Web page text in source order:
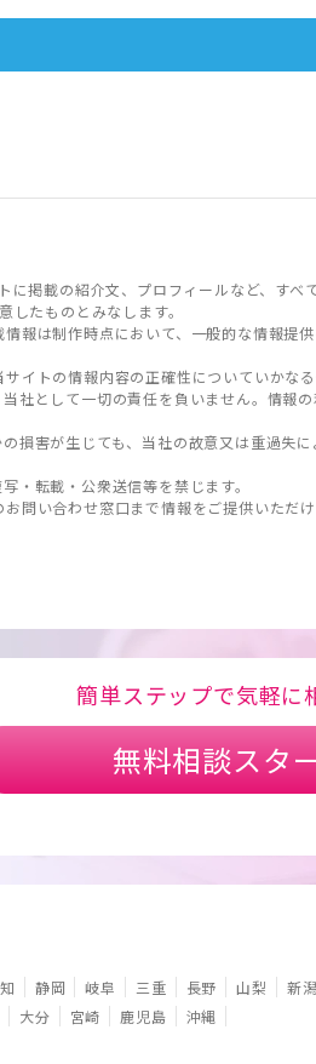
掲載の紹介文、プロフィールなど、すべ
たものとみなします。
報は制作時点において、一般的な情報提
イトの情報内容の正確性についていかな
社として一切の責任を負いません。情報
損害が生じても、当社の故意又は重過失
・転載・公衆送信等を禁じます。
問い合わせ窓口まで情報をご提供いただけ
簡単ステップで気軽に
無料相談スタ
静岡 岐阜 三重 長野 山梨 新潟
大分 宮崎 鹿児島 沖縄